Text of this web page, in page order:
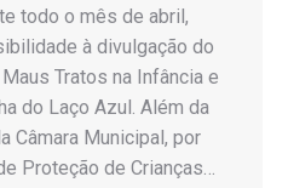
todo o mês de abril,
à divulgação do
Tratos na Infância e
do Laço Azul. Além da
Câmara Municipal, por
Proteção de Crianças…